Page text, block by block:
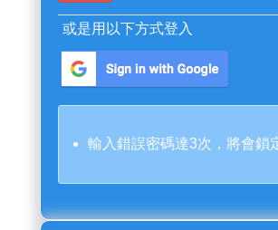
或是用以下方式登入
輸入錯誤密碼達3次，將會鎖